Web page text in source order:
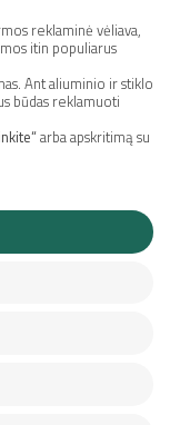
reklaminė vėliava,
itin populiarus
Ant aliuminio ir stiklo
būdas reklamuoti
arba apskritimą su